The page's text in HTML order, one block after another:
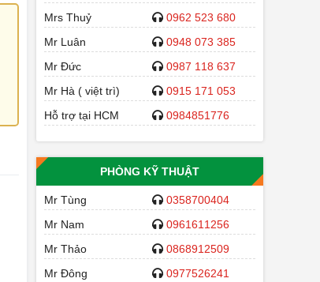
Mrs Thuỷ
0962 523 680
Mr Luân
0948 073 385
Mr Đức
0987 118 637
Mr Hà ( việt trì)
0915 171 053
Hỗ trợ tại HCM
0984851776
PHÒNG KỸ THUẬT
Mr Tùng
0358700404
Mr Nam
0961611256
Mr Thảo
0868912509
Mr Đông
0977526241